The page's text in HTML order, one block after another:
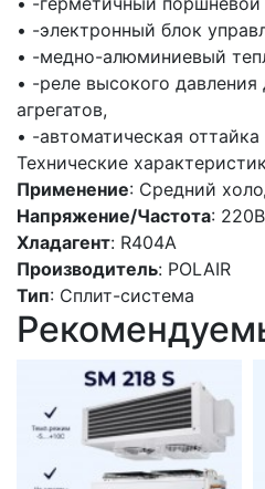
• -электронный блок
• -медно-алюминиевый
• -реле высокого давления
агрегатов,
• -автоматическая
Технические
Применение: Средний
Напряжение/Частота:
Хладагент: R404A
Производитель: POLAIR
Тип: Сплит-система